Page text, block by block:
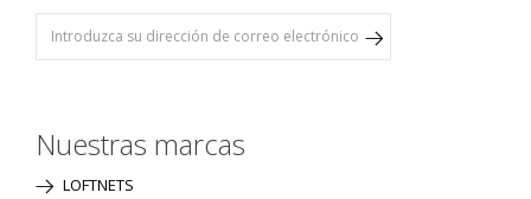
Nuestras marcas
LOFTNETS